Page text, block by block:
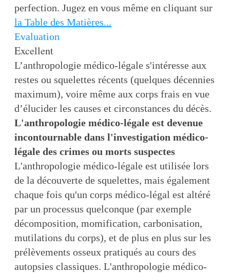
perfection. Jugez en vous même en cliquant sur
la Table des Matières...
Evaluation
Excellent
L’anthropologie médico-légale s'intéresse aux
restes ou squelettes récents (quelques décennies
maximum), voire même aux corps frais en vue
d’élucider les causes et circonstances du décès.
L'anthropologie médico-légale est devenue
incontournable dans l'investigation médico-
légale des crimes ou morts suspectes
L'anthropologie médico-légale est utilisée lors
de la découverte de squelettes, mais également
chaque fois qu'un corps médico-légal est altéré
par un processus quelconque (par exemple
décomposition, momification, carbonisation,
mutilations du corps), et de plus en plus sur les
prélèvements osseux pratiqués au cours des
autopsies classiques. L'anthropologie médico-